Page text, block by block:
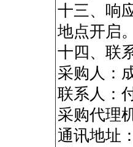
十三、响
地点开启。
十四、联
采购人：
联系人：
采购代理
通讯地址